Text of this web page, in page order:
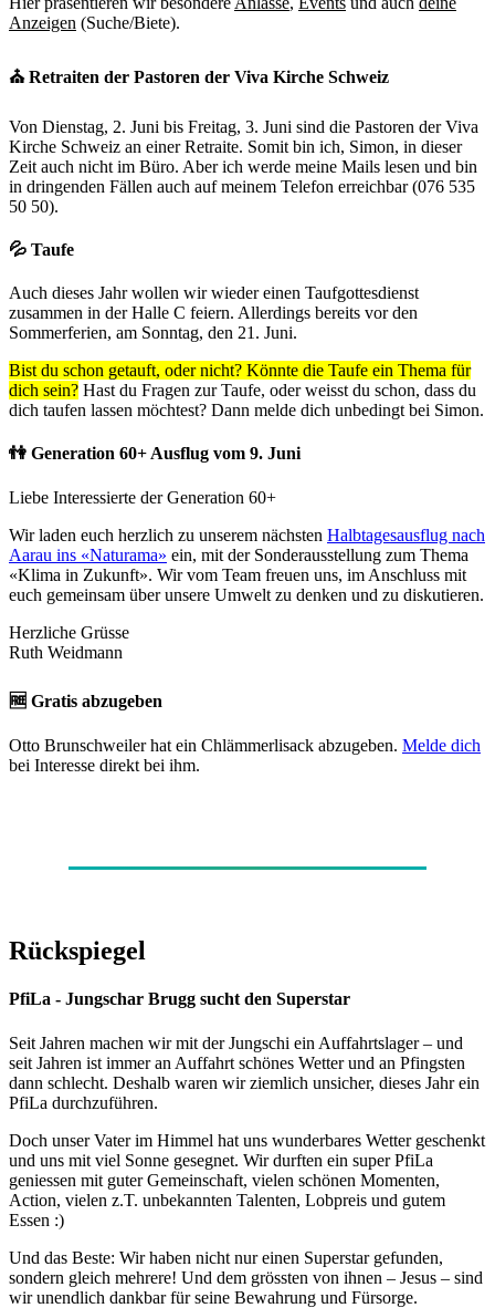
Anzeigen (Suche/Biete).
⛪️ Retraiten der Pastoren der Viva Kirche Schweiz
Von Dienstag, 2. Juni bis Freitag, 3. Juni sind die Pastoren der Viva
Kirche Schweiz an einer Retraite. Somit bin ich, Simon, in dieser
Zeit auch nicht im Büro. Aber ich werde meine Mails lesen und bin
in dringenden Fällen auch auf meinem Telefon erreichbar (076 535
50 50).
💦 Taufe
Auch dieses Jahr wollen wir wieder einen Taufgottesdienst
zusammen in der Halle C feiern. Allerdings bereits vor den
Sommerferien, am Sonntag, den 21. Juni.
Bist du schon getauft, oder nicht? Könnte die Taufe ein Thema für
dich sein? Hast du Fragen zur Taufe, oder weisst du schon, dass du
dich taufen lassen möchtest? Dann melde dich unbedingt bei Simon.
👫 Generation 60+ Ausflug vom 9. Juni
Liebe Interessierte der Generation 60+
Wir laden euch herzlich zu unserem nächsten Halbtagesausflug nach
Aarau ins «Naturama» ein, mit der Sonderausstellung zum Thema
«Klima in Zukunft». Wir vom Team freuen uns, im Anschluss mit
euch gemeinsam über unsere Umwelt zu denken und zu diskutieren.
Herzliche Grüsse
Ruth Weidmann
🆓 Gratis abzugeben
Otto Brunschweiler hat ein Chlämmerlisack abzugeben. Melde dich
bei Interesse direkt bei ihm.
Rückspiegel
PfiLa - Jungschar Brugg sucht den Superstar
Seit Jahren machen wir mit der Jungschi ein Auffahrtslager – und
seit Jahren ist immer an Auffahrt schönes Wetter und an Pfingsten
dann schlecht. Deshalb waren wir ziemlich unsicher, dieses Jahr ein
PfiLa durchzuführen.
Doch unser Vater im Himmel hat uns wunderbares Wetter geschenkt
und uns mit viel Sonne gesegnet. Wir durften ein super PfiLa
geniessen mit guter Gemeinschaft, vielen schönen Momenten,
Action, vielen z.T. unbekannten Talenten, Lobpreis und gutem
Essen :)
Und das Beste: Wir haben nicht nur einen Superstar gefunden,
sondern gleich mehrere! Und dem grössten von ihnen – Jesus – sind
wir unendlich dankbar für seine Bewahrung und Fürsorge.